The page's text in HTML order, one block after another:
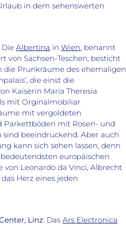
in dem sehenswerten
Die Albertina in Wien, benannt
von Sachsen-Teschen, besticht
die Prunkräume des ehemaligen
die einst die
Kaiserin Maria Theresia
mit Orginalmobiliar
mit vergoldeten
Parkettböden mit Rosen- und
sind beeindruckend. Aber auch
kann sich sehen lassen, denn
europäischen
Leonardo da Vinci, Albrecht
Herz eines jeden
Linz: Das Ars Electronica